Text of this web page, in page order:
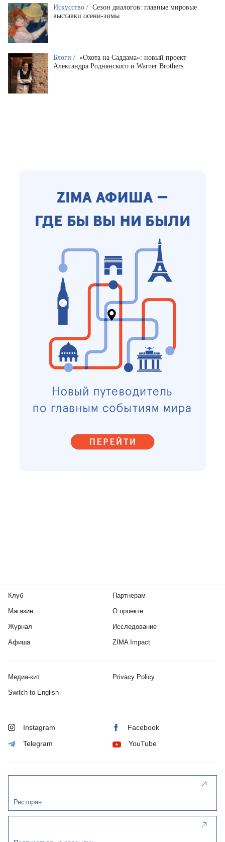
Искусство / Сезон диалогов: главные мировые
выставки осени-зимы
Блоги / «Охота на Саддама»: новый проект
Александра Роднянского и Warner Brothers
Клуб
Магазин
Журнал
Афиша
Партнерам
О проекте
Исследование
ZIMA Impact
Медиа-кит Privacy Policy
Switch to English
Instagram Facebook
Telegram YouTube
Ресторан